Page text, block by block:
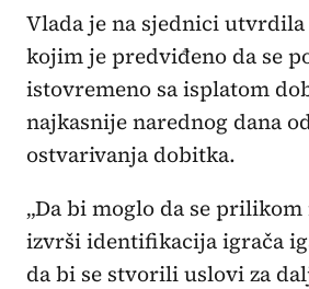
Vlada je na sjednici
kojim je predviđeno da se
istovremeno sa isplatom
najkasnije narednog dana
ostvarivanja dobitka.
„Da bi moglo da se
izvrši identifikacija igrača
da bi se stvorili uslovi za